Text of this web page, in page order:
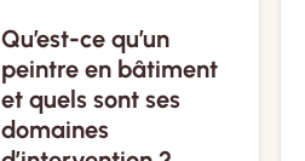
Qu’est-ce qu’un
peintre en bâtiment
et quels sont ses
domaines